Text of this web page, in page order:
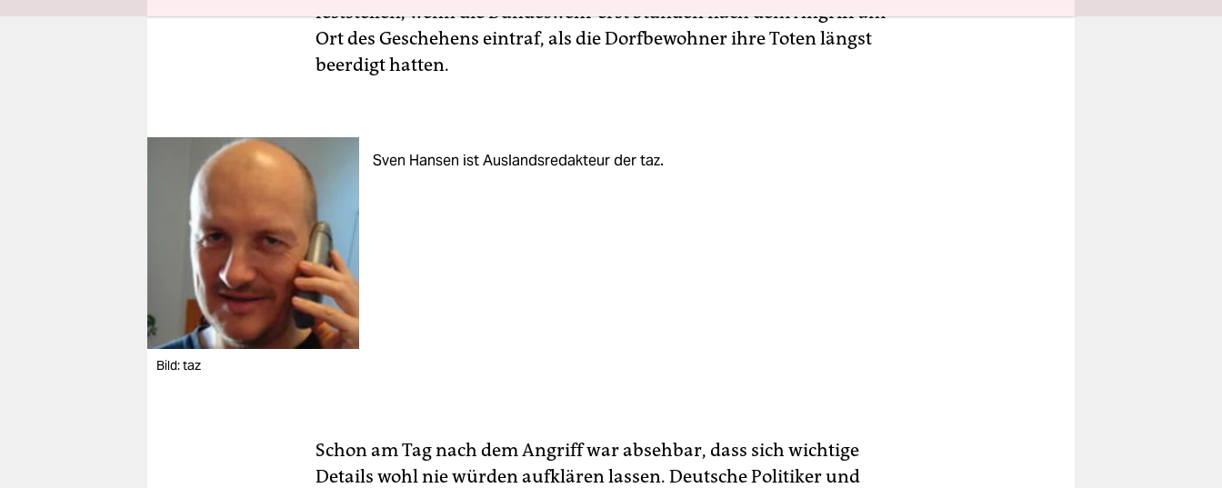
feststellen, wenn die Bundeswehr erst Stunden nach dem Angriff am
Ort des Geschehens eintraf, als die Dorfbewohner ihre Toten längst
beerdigt hatten.
Bild: taz
Sven Hansen ist Auslandsredakteur der taz.
Schon am Tag nach dem Angriff war absehbar, dass sich wichtige
Details wohl nie würden aufklären lassen. Deutsche Politiker und